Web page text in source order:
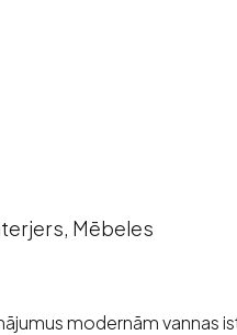
Mēbeles
modernām vannas